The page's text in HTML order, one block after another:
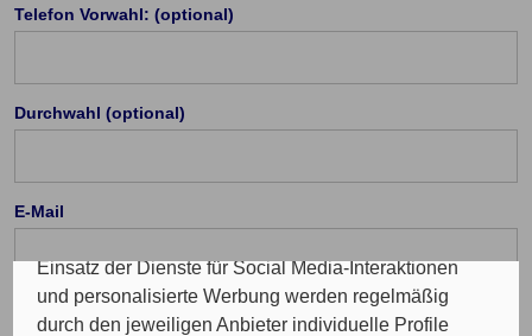
Die eingesetzten Cookies auf unserer Website
Nutzungsverhaltens, Social Media-Interaktionen, für
Programme sowie für personalisierte Werbung.
Insgesamt werden Ihre Daten an maximal sechs
Einsatz der Dienste für Social Media-Interaktionen
und personalisierte Werbung werden regelmäßig
durch den jeweiligen Anbieter individuelle Profile
Telefon Vorwahl: (optional)
Durchwahl (optional)
E-Mail